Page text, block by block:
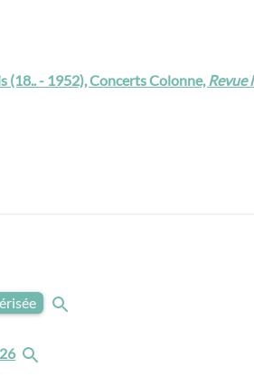
(18.. - 1952), Concerts Colonne,Revue